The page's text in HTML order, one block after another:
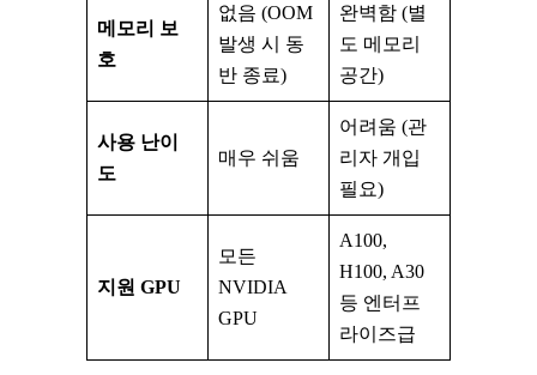
메모리 보
호
없음 (OOM
발생 시 동
반 종료)
완벽함 (별
도 메모리
공간)
사용 난이
도
매우 쉬움
어려움 (관
리자 개입
필요)
지원 GPU
모든
NVIDIA
GPU
A100,
H100, A30
등 엔터프
라이즈급